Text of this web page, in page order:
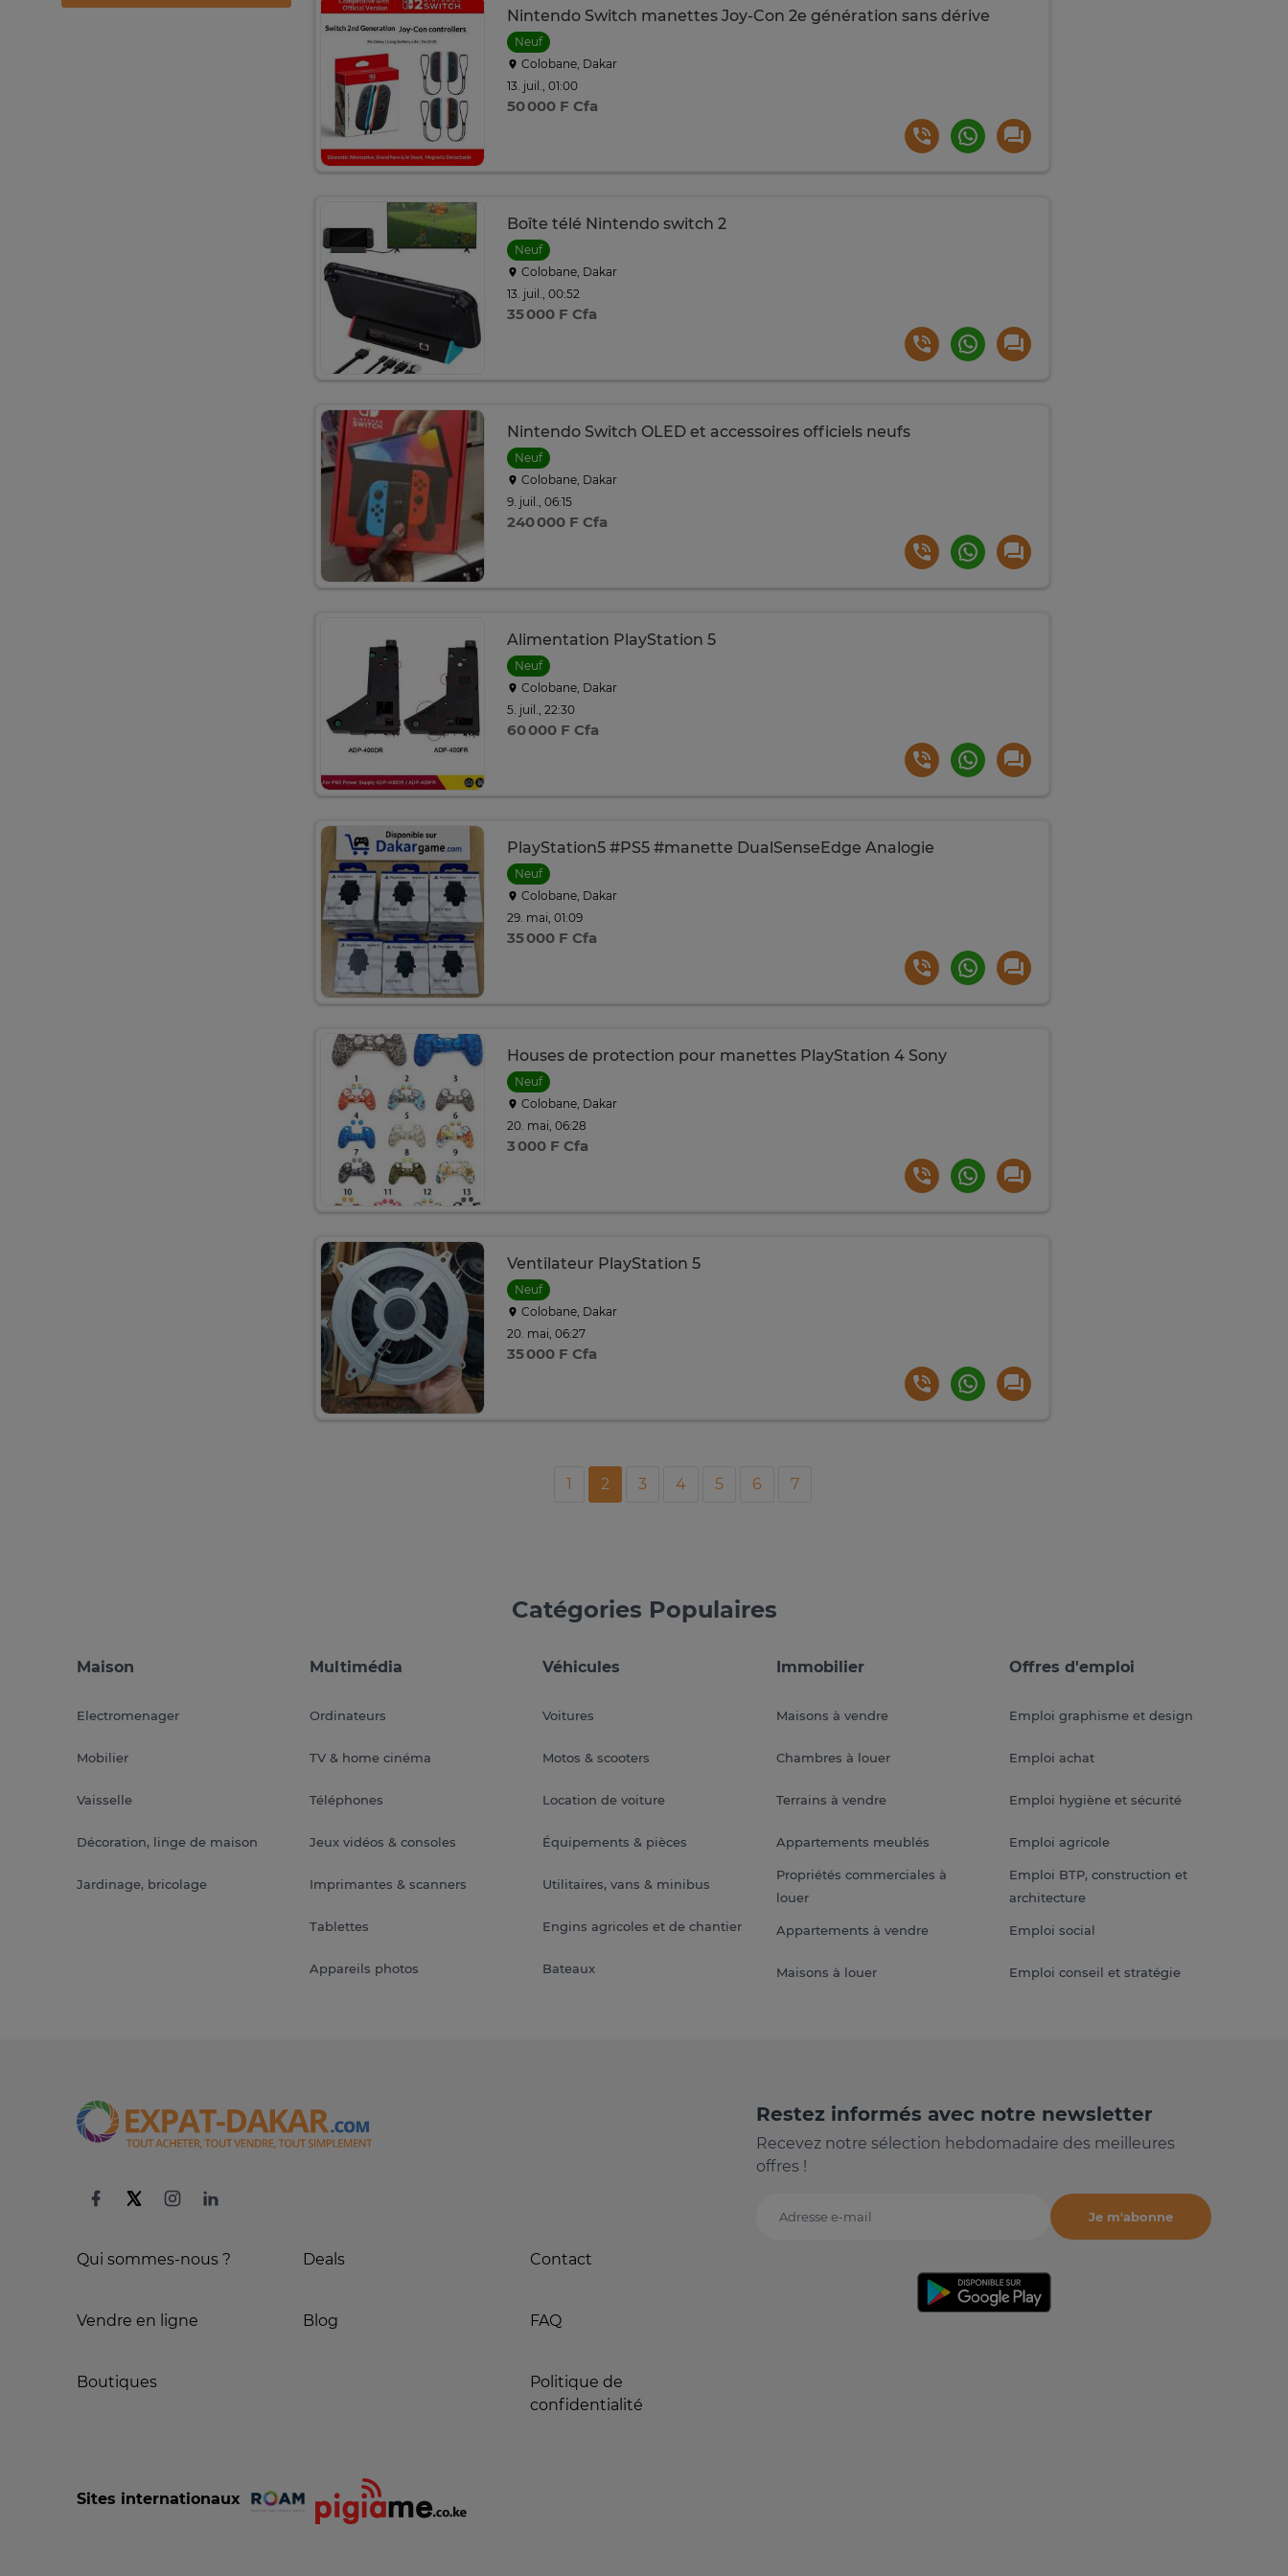
Nintendo Switch manettes Joy-Con 2e génération sans dérive
Neuf
Colobane, Dakar
13. juil., 01:00
50 000 F Cfa
Boîte télé Nintendo switch 2
Neuf
Colobane, Dakar
13. juil., 00:52
35 000 F Cfa
Nintendo Switch OLED et accessoires officiels neufs
Neuf
Colobane, Dakar
9. juil., 06:15
240 000 F Cfa
Alimentation PlayStation 5
Neuf
Colobane, Dakar
5. juil., 22:30
60 000 F Cfa
PlayStation5 #PS5 #manette DualSenseEdge Analogie
Neuf
Colobane, Dakar
29. mai, 01:09
35 000 F Cfa
Houses de protection pour manettes PlayStation 4 Sony
Neuf
Colobane, Dakar
20. mai, 06:28
3 000 F Cfa
Ventilateur PlayStation 5
Neuf
Colobane, Dakar
20. mai, 06:27
35 000 F Cfa
1 2 3 4 5 6 7
Catégories Populaires
Maison
Electromenager
Mobilier
Vaisselle
Décoration, linge de maison
Jardinage, bricolage
Multimédia
Ordinateurs
TV & home cinéma
Téléphones
Jeux vidéos & consoles
Imprimantes & scanners
Tablettes
Appareils photos
Véhicules
Voitures
Motos & scooters
Location de voiture
Équipements & pièces
Utilitaires, vans & minibus
Engins agricoles et de chantier
Bateaux
Immobilier
Maisons à vendre
Chambres à louer
Terrains à vendre
Appartements meublés
Propriétés commerciales à
louer
Appartements à vendre
Maisons à louer
Offres d'emploi
Emploi graphisme et design
Emploi achat
Emploi hygiène et sécurité
Emploi agricole
Emploi BTP, construction et
architecture
Emploi social
Emploi conseil et stratégie
Qui sommes-nous ?
Vendre en ligne
Boutiques
Deals
Blog
Contact
FAQ
Politique de
confidentialité
Restez informés avec notre newsletter
Recevez notre sélection hebdomadaire des meilleures
offres !
Adresse e-mail
Je m'abonne
Sites internationaux